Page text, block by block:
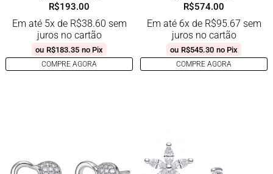
R$193.00
Em até 5x de R$38.60 sem
juros no cartão
ou R$183.35 no Pix
COMPRE AGORA
R$574.00
Em até 6x de R$95.67 sem
juros no cartão
ou R$545.30 no Pix
COMPRE AGORA